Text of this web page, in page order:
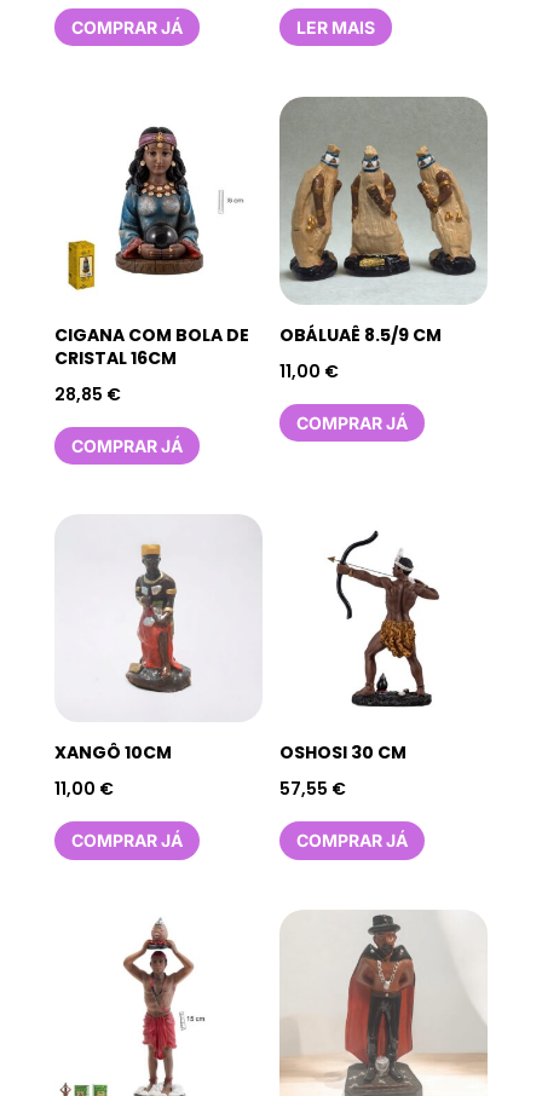
COMPRAR JÁ LER MAIS
CIGANA COM BOLA DE
CRISTAL 16CM
28,85 €
COMPRAR JÁ
OBÁLUAÊ 8.5/9 CM
11,00 €
COMPRAR JÁ
XANGÔ 10CM
11,00 €
COMPRAR JÁ
OSHOSI 30 CM
57,55 €
COMPRAR JÁ